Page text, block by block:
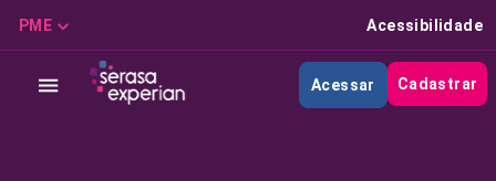
PME Acessibilidade
Acessar Cadastrar